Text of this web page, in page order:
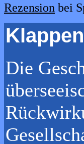
Rezension bei
Die